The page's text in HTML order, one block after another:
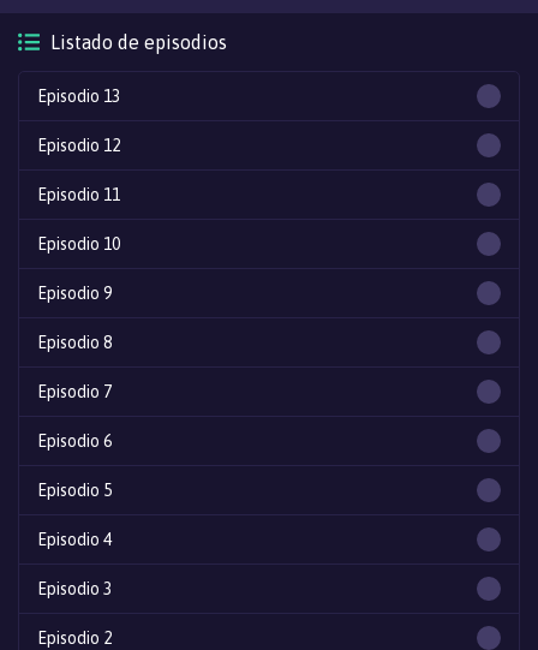
Listado de episodios
Episodio 13
Episodio 12
Episodio 11
Episodio 10
Episodio 9
Episodio 8
Episodio 7
Episodio 6
Episodio 5
Episodio 4
Episodio 3
Episodio 2